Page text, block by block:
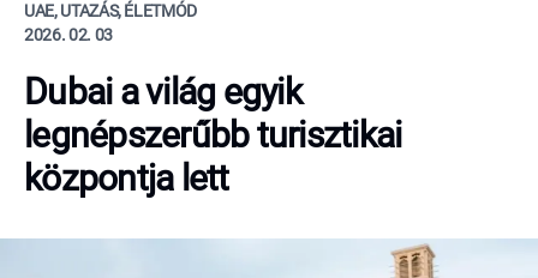
UAE, UTAZÁS, ÉLETMÓD
2026. 02. 03
Dubai a világ egyik
legnépszerűbb turisztikai
központja lett